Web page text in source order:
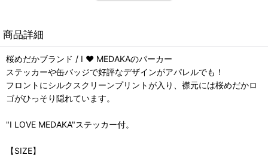
商品詳細
桜めだかブランド / I ❤️ MEDAKAのパーカー
ステッカーや缶バッジで好評なデザインがアパレルでも！
フロントにシルクスクリーンプリントが入り、襟元には桜めだかロ
ゴがひっそり隠れています。
"I LOVE MEDAKA"ステッカー付。
【SIZE】